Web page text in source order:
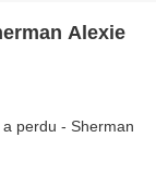
Alexie